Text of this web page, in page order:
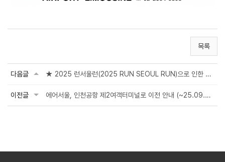
목록
다음글 ★ 2025 런서울런(2025 RUN SEOUL RUN)으로 인한 통제 및 우회운행(Detour)안내
이전글 에어서울, 인천공항 제2여객터미널로 이전 안내 (~25.09.09)